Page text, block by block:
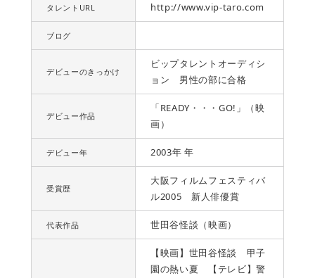
タレントURL http://www.vip-taro.com
ブログ
デビューのきっかけ
ビップタレントオーディシ
ョン 男性の部に合格
デビュー作品
「READY・・・GO!」（映
画）
デビュー年 2003年 年
受賞歴
大阪フィルムフェスティバ
ル2005 新人俳優賞
代表作品 世田谷怪談（映画）
【映画】世田谷怪談 甲子
園の熱い夏 【テレビ】警